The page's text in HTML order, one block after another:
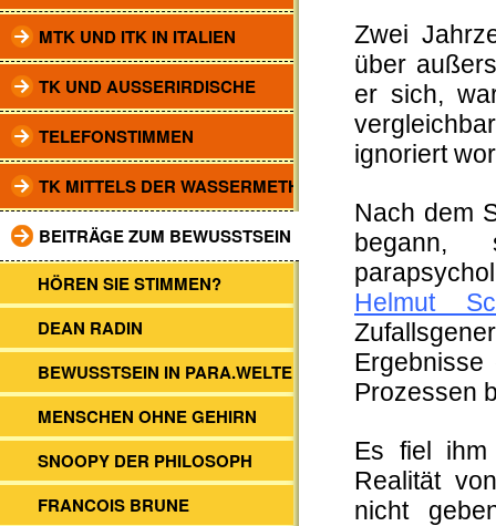
MTK UND ITK IN ITALIEN
TK UND AUSSERIRDISCHE
TELEFONSTIMMEN
TK MITTELS DER WASSERMETHODE
BEITRÄGE ZUM BEWUSSTSEIN
HÖREN SIE STIMMEN?
DEAN RADIN
BEWUSSTSEIN IN PARA.WELTEN
MENSCHEN OHNE GEHIRN
SNOOPY DER PHILOSOPH
FRANCOIS BRUNE
Zwei
über
er sich,
ignoriert
Nach dem
begann,
Helmut
Ergebnisse
Prozessen
Es fiel ihm
Realität
nicht